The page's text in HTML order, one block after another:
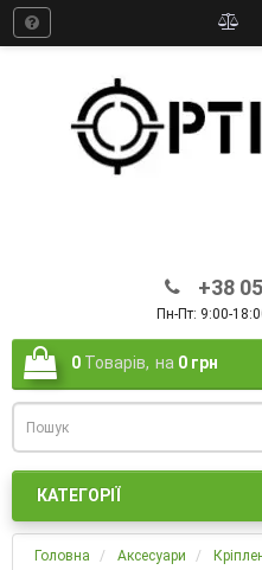
+38
Пн-Пт: 9:00-
0 Товарів, на 0 грн
КАТЕГОРІЇ
Головна Аксесуари